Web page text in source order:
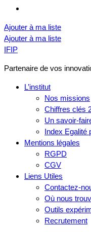
Ajouter à ma liste
Ajouter à ma liste
IFIP
Partenaire de vos
L’institut
Nos missions
Chiffres clés
Un savoir-
Index Egalité
Mentions légales
RGPD
CGV
Liens Utiles
Contactez-
Où nous
Outils
Recrutement